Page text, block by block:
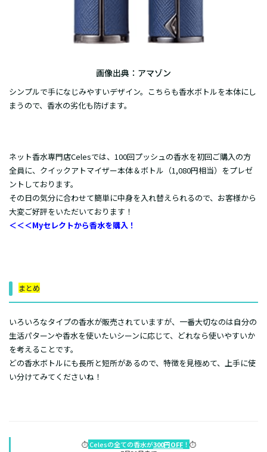
画像出典： アマゾン
シンプルで手になじみやすいデザイン。こちらも香水ボトルを本体にし
まうので、香水の劣化も防げます。
ネット香水専門店Celesでは、100回プッシュの香水を初回ご購入の方
全員に、クイックアトマイザー本体＆ボトル（1,080円相当）をプレゼ
ントしております。
その日の気分に合わせて簡単に中身を入れ替えられるので、お客様から
大変ご好評をいただいております！
＜＜＜Myセレクトから香水を購入！
まとめ
いろいろなタイプの香水が販売されていますが、一番大切なのは自分の
生活パターンや香水を使いたいシーンに応じて、どれなら使いやすいか
を考えることです。
どの香水ボトルにも長所と短所があるので、特徴を見極めて、上手に使
い分けてみてくださいね！
⏱️Celesの全ての香水が300円OFF ！ ⏱️